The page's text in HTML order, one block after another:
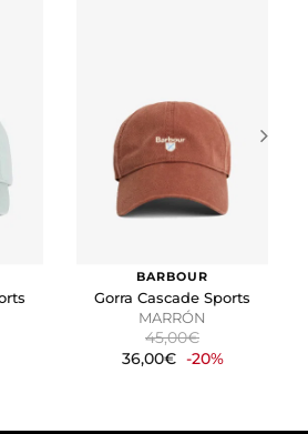
BARBOUR
Gorra Cascade Sports
MARRÓN
45,00€
36,00€ -20%
tus cookies desde la sección